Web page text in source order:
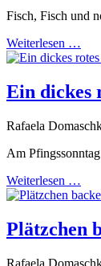
Fisch, Fisch und
Weiterlesen …
Ein dickes
Rafaela
Am
Weiterlesen …
Plätzchen
Rafaela